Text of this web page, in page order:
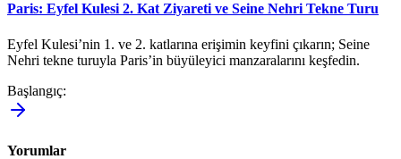
Paris: Eyfel Kulesi 2. Kat Ziyareti ve Seine Nehri Tekne Turu
Eyfel Kulesi’nin 1. ve 2. katlarına erişimin keyfini çıkarın; Seine
Nehri tekne turuyla Paris’in büyüleyici manzaralarını keşfedin.
Başlangıç:
Yorumlar